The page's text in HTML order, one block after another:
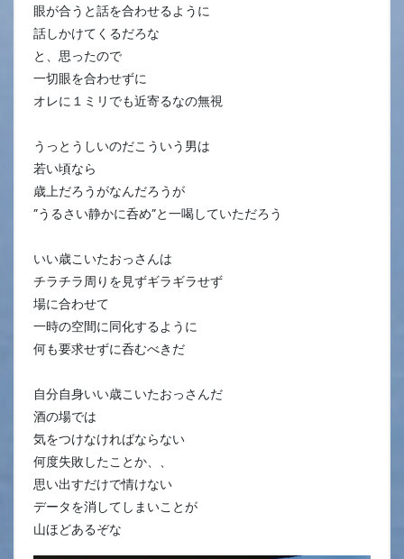
眼が合うと話を合わせるように
話しかけてくるだろな
と、思ったので
一切眼を合わせずに
オレに１ミリでも近寄るなの無視
うっとうしいのだこういう男は
若い頃なら
歳上だろうがなんだろうが
”うるさい静かに呑め”と一喝していただろう
いい歳こいたおっさんは
チラチラ周りを見ずギラギラせず
場に合わせて
一時の空間に同化するように
何も要求せずに呑むべきだ
自分自身いい歳こいたおっさんだ
酒の場では
気をつけなければならない
何度失敗したことか、、
思い出すだけで情けない
データを消してしまいことが
山ほどあるぞな